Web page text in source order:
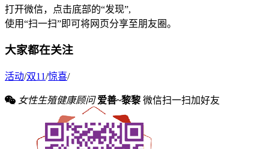
打开微信，点击底部的“发现”,
使用“扫一扫”即可将网页分享至朋友圈。
大家都在关注
活动/双11/惊喜/
女性生殖健康顾问 爱善~黎黎 微信扫一扫加好友